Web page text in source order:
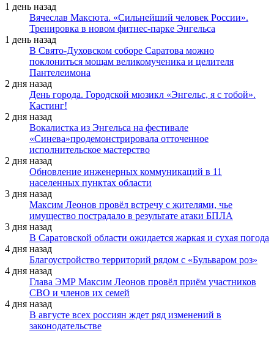
1 день назад
Вячеслав Максюта. «Сильнейший человек России».
Тренировка в новом фитнес-парке Энгельса
1 день назад
В Свято-Духовском соборе Саратова можно
поклониться мощам великомученика и целителя
Пантелеимона
2 дня назад
День города. Городской мюзикл «Энгельс, я с тобой».
Кастинг!
2 дня назад
Вокалистка из Энгельса на фестивале
«Синева»продемонстрировала отточенное
исполнительское мастерство
2 дня назад
Обновление инженерных коммуникаций в 11
населенных пунктах области
3 дня назад
Максим Леонов провёл встречу с жителями, чье
имущество пострадало в результате атаки БПЛА
3 дня назад
В Саратовской области ожидается жаркая и сухая погода
4 дня назад
Благоустройство территорий рядом с «Бульваром роз»
4 дня назад
Глава ЭМР Максим Леонов провёл приём участников
СВО и членов их семей
4 дня назад
В августе всех россиян ждет ряд изменений в
законодательстве